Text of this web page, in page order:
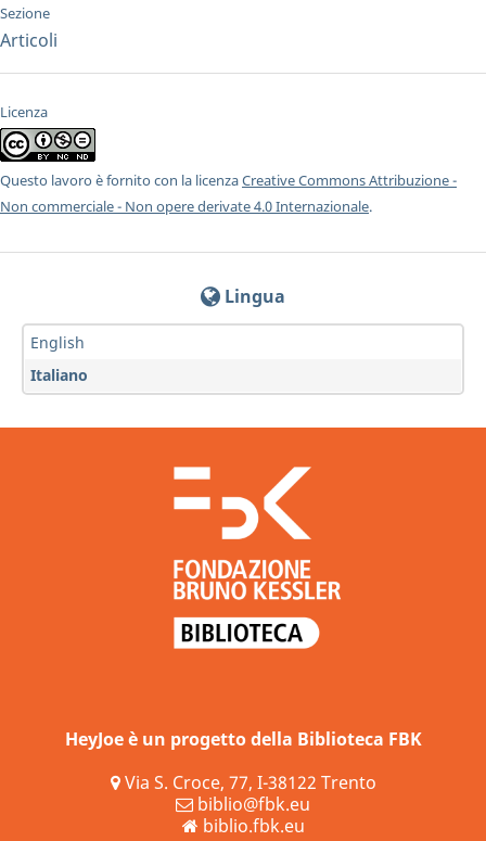
Sezione
Articoli
Licenza
Questo lavoro è fornito con la licenzaCreative Commons Attribuzione -
Non commerciale - Non opere derivate 4.0 Internazionale.
Lingua
English
Italiano
HeyJoe è un progetto della Biblioteca FBK
Via S. Croce, 77, I-38122 Trento
biblio@fbk.eu
biblio.fbk.eu